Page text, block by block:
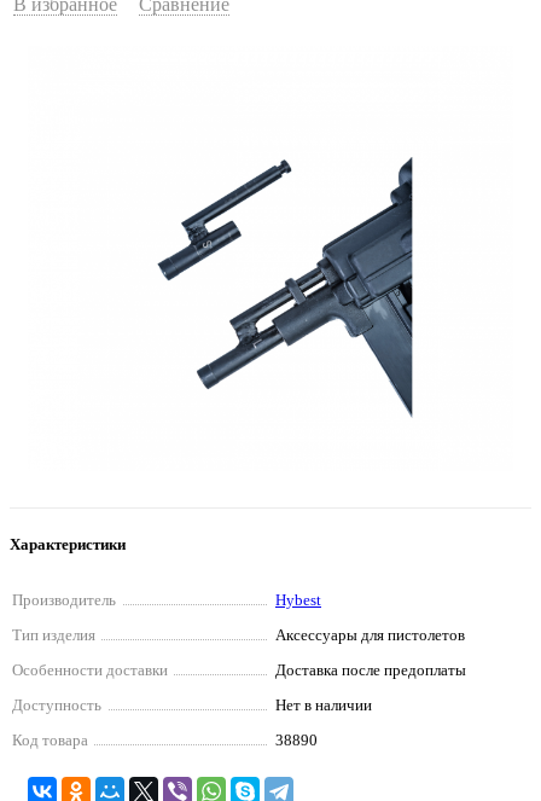
В избранное Сравнение
Характеристики
Производитель
Hybest
Тип изделия
Аксессуары для пистолетов
Особенности доставки
Доставка после предоплаты
Доступность
Нет в наличии
Код товара
38890